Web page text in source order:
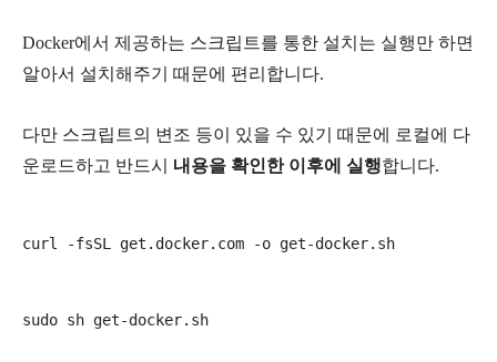
Docker에서 제공하는 스크립트를 통한 설치는 실행만 하면
알아서 설치해주기 때문에 편리합니다.
다만 스크립트의 변조 등이 있을 수 있기 때문에 로컬에 다
운로드하고 반드시 내용을 확인한 이후에 실행합니다.